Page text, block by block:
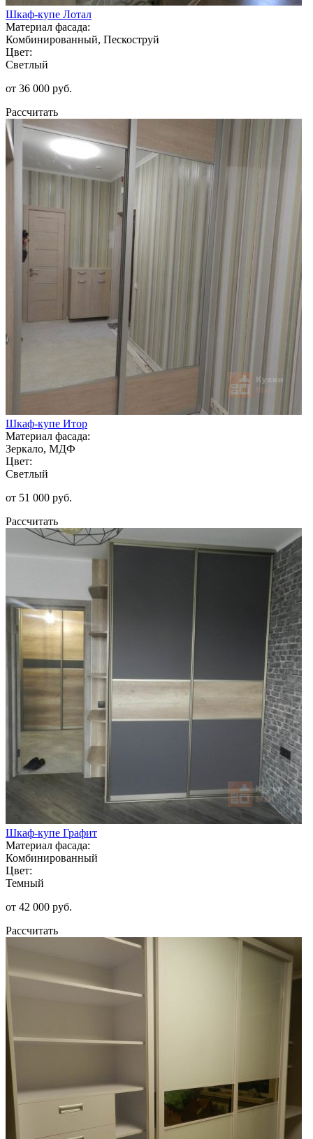
Шкаф-купе Лотал
Материал фасада:
Комбинированный, Пескоструй
Цвет:
Светлый
от 36 000 руб.
Рассчитать
Шкаф-купе Итор
Материал фасада:
Зеркало, МДФ
Цвет:
Светлый
от 51 000 руб.
Рассчитать
Шкаф-купе Графит
Материал фасада:
Комбинированный
Цвет:
Темный
от 42 000 руб.
Рассчитать